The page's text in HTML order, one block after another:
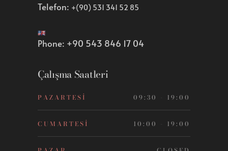
Telefon: +(90) 531 341 52 85
Phone: +90 543 846 17 04
Çalışma Saatleri
PAZARTESI 09:30 - 19:00
CUMARTESI 10:00 - 19:00